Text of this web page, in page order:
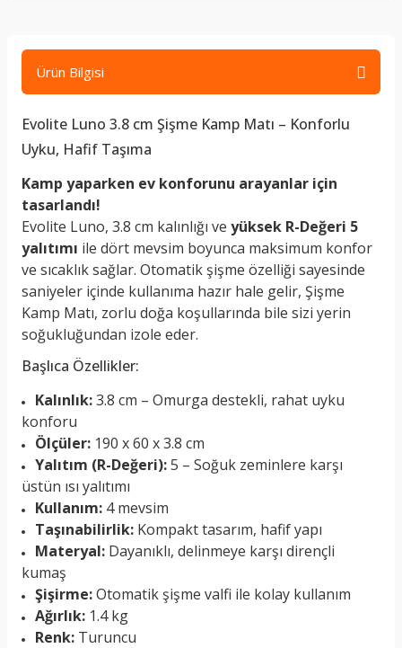
Ürün Bilgisi
Evolite Luno 3.8 cm Şişme Kamp Matı – Konforlu
Uyku, Hafif Taşıma
Kamp yaparken ev konforunu arayanlar için
tasarlandı!
Evolite Luno, 3.8 cm kalınlığı ve yüksek R-Değeri 5
yalıtımı ile dört mevsim boyunca maksimum konfor
ve sıcaklık sağlar. Otomatik şişme özelliği sayesinde
saniyeler içinde kullanıma hazır hale gelir, Şişme
Kamp Matı, zorlu doğa koşullarında bile sizi yerin
soğukluğundan izole eder.
Başlıca Özellikler:
Kalınlık:3.8 cm – Omurga destekli, rahat uyku
konforu
Ölçüler: 190 x 60 x 3.8 cm
Yalıtım (R-Değeri):5 – Soğuk zeminlere karşı
üstün ısı yalıtımı
Kullanım: 4 mevsim
Taşınabilirlik: Kompakt tasarım, hafif yapı
Materyal: Dayanıklı, delinmeye karşı dirençli
kumaş
Şişirme:Otomatik şişme valfi ile kolay kullanım
Ağırlık: 1.4 kg
Renk: Turuncu